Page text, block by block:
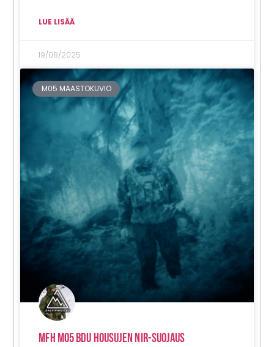
LUE LISÄÄ
19/08/2025
M05 MAASTOKUVIO
MFH M05 BDU Housujen NIR-Suojaus